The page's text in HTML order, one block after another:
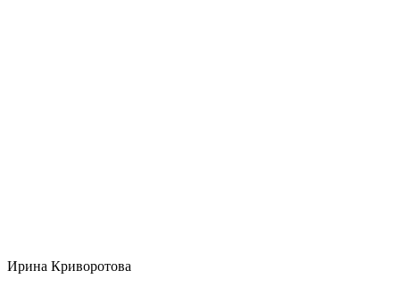
Ирина Криворотова